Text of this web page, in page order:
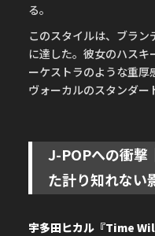
る。
このスタイルは、ブラ
に達した。彼女のハスキ
ーケストラのような重
ヴォーカルのスタンダー
J-POPへの衝撃
た計り知れない
宇多田ヒカル『Time